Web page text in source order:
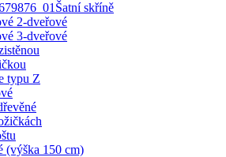
Šatní skříně
2-dveřové
3-dveřové
typu Z
(výška 150 cm)